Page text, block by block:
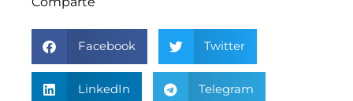
Facebook Twitter
LinkedIn Telegram